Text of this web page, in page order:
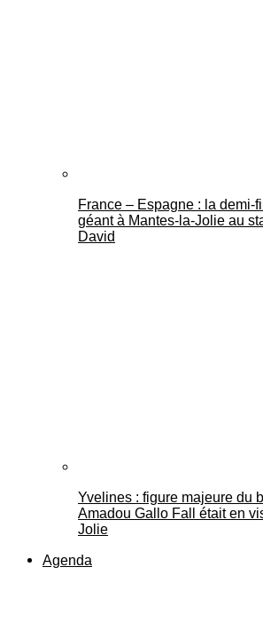
France – Espagne : la demi-
géant à Mantes-la-Jolie au
David
Yvelines : figure majeure du
Amadou Gallo Fall était en
Jolie
Agenda